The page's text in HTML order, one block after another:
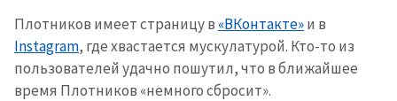
Плотников имеет страницу в «ВКонтакте»и в
Instagram, где хвастается мускулатурой. Кто-то из
пользователей удачно пошутил, что в ближайшее
время Плотников «немного сбросит».